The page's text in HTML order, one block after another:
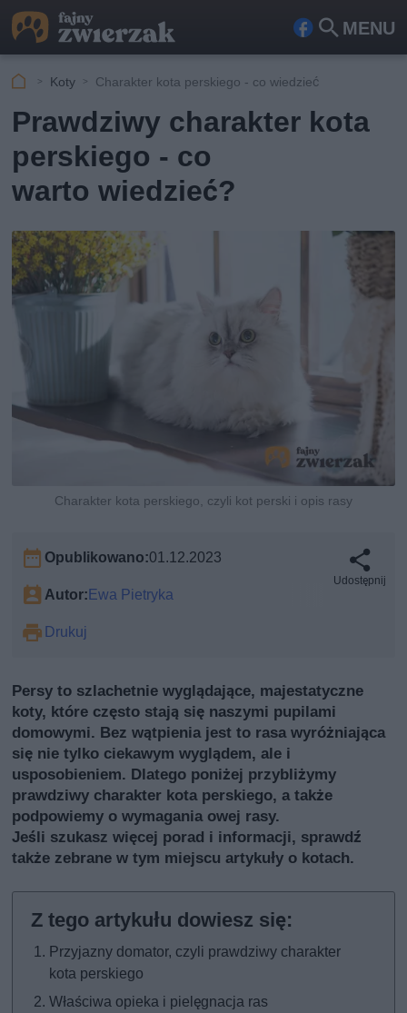
MENU
Fa
ook
Szu
kaj
Koty Charakter kota perskiego - co wiedzieć
Prawdziwy charakter kota
perskiego - co
warto wiedzieć?
Charakter kota perskiego, czyli kot perski i opis rasy
Opublikowano:01.12.2023
Autor:Ewa Pietryka
Drukuj
Udostępnij
Persy to szlachetnie wyglądające, majestatyczne
koty, które często stają się naszymi pupilami
domowymi. Bez wątpienia jest to rasa wyróżniająca
się nie tylko ciekawym wyglądem, ale i
usposobieniem. Dlatego poniżej przybliżymy
prawdziwy charakter kota perskiego, a także
podpowiemy o wymagania owej rasy.
Jeśli szukasz więcej porad i informacji, sprawdź
także zebrane w tym miejscu artykuły o kotach.
Przyjazny domator, czyli prawdziwy charakter
kota perskiego
Właściwa opieka i pielęgnacja ras